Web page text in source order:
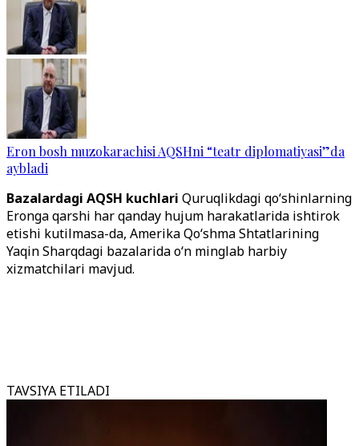
Eron bosh muzokarachisi AQSHni “teatr diplomatiyasi”da
aybladi
Bazalardagi AQSH kuchlari Quruqlikdagi qo‘shinlarning
Eronga qarshi har qanday hujum harakatlarida ishtirok
etishi kutilmasa-da, Amerika Qo‘shma Shtatlarining
Yaqin Sharqdagi bazalarida o‘n minglab harbiy
xizmatchilari mavjud.
TAVSIYA ETILADI